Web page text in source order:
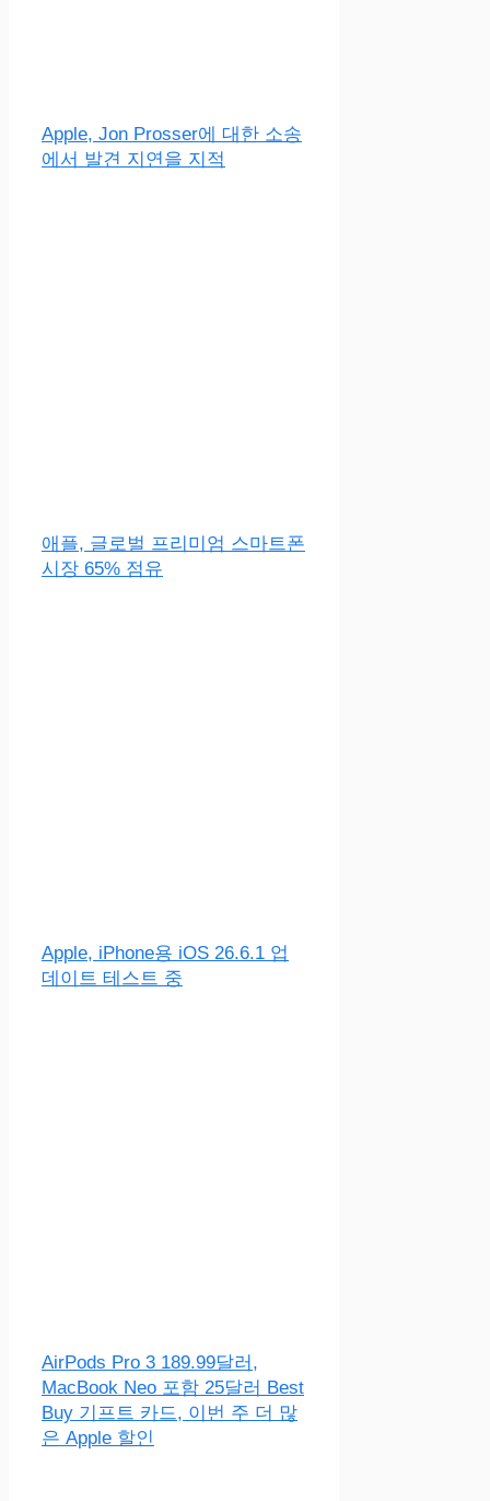
Apple, Jon Prosser에 대한 소송
에서 발견 지연을 지적
애플, 글로벌 프리미엄 스마트폰
시장 65% 점유
Apple, iPhone용 iOS 26.6.1 업
데이트 테스트 중
AirPods Pro 3 189.99달러,
MacBook Neo 포함 25달러 Best
Buy 기프트 카드, 이번 주 더 많
은 Apple 할인